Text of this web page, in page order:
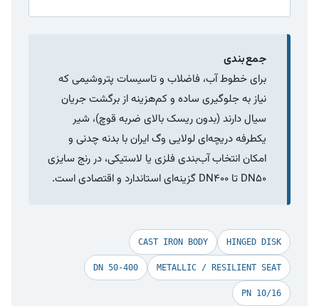
جمع‌بندی
برای خطوط آب، فاضلاب و تاسیسات پتروشیمی که
نیاز به جلوگیری ساده و کم‌هزینه از برگشت جریان
سیال دارند (بدون ریسک بالای ضربه قوچ)، شیر
یکطرفه دریچه‌ای لولایی وگ ایران با بدنه چدنی و
امکان انتخاب آب‌بندی فلزی یا لاستیکی، در رنج سایزی
DN50 تا DN400 گزینه‌ای استاندارد و اقتصادی است.
HINGED DISK
CAST IRON BODY
METALLIC / RESILIENT SEAT
DN 50-400
PN 10/16